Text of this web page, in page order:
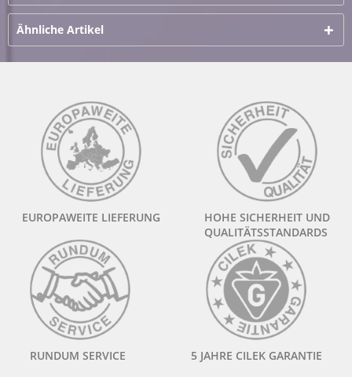
Ähnliche Artikel
EUROPAWEITE LIEFERUNG
HOHE SICHERHEIT UND
QUALITÄTSSTANDARDS
RUNDUM SERVICE 5 JAHRE CILEK GARANTIE